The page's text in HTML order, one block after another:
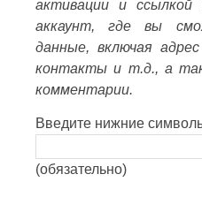
активации и
аккаунт, где вы
данные, включая
контакты и т.д., а
комментарии.
Введите нижние
(обязательно)